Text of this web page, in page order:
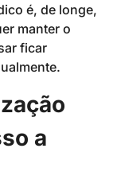
é, de longe,
manter o
ficar
a